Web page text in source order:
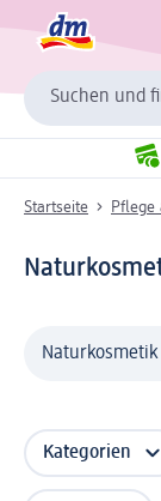
Suchen und
Startseite Pflege
Kategorien